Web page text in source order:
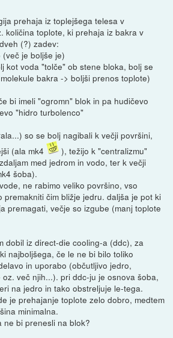
prehaja iz toplejšega telesa v
količina toplote, ki prehaja iz bakra v
(?) zadev:
je boljše je)
kot voda "tolče" ob stene bloka, bolj se
bakra -> boljši prenos toplote)
bi imeli "ogromn" blok in pa hudičevo
"hidro turbolenco"
so se bolj nagibali k večji površini,
(ala mk4
), težijo k "centralizmu"
med jedrom in vodo, ter k večji
šoba).
ne rabimo veliko površino, vso
premakniti čim bližje jedru. daljša je pot ki
premagati, večje so izgube (manj toplote
dobil iz direct-die cooling-a (ddc), za
najboljšega, če le ne bi bilo toliko
in uporabo (občutljivo jedro,
več njih...). pri ddc-ju je osnova šoba,
na jedro in tako obstreljuje le-tega.
je prehajanje toplote zelo dobro, medtem
minimalna.
ne bi prenesli na blok?